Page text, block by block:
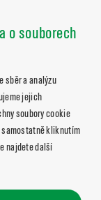
o souborech
sběr a analýzu
jejich
soubory cookie
samostatně kliknutím
najdete další